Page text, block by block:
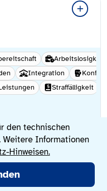
den technischen
Weitere Informationen
Hinweisen.
Arbeitslosigkeit
Integration
Straffälligkeit
Männer Divers